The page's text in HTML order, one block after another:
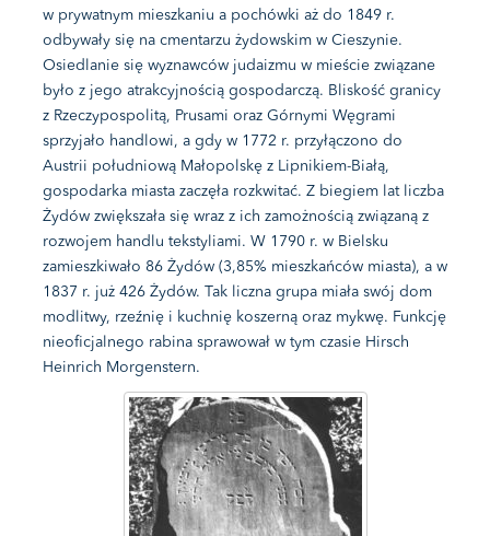
w prywatnym mieszkaniu a pochówki aż do 1849 r.
odbywały się na cmentarzu żydowskim w Cieszynie.
Osiedlanie się wyznawców judaizmu w mieście związane
było z jego atrakcyjnością gospodarczą. Bliskość granicy
z Rzeczypospolitą, Prusami oraz Górnymi Węgrami
sprzyjało handlowi, a gdy w 1772 r. przyłączono do
Austrii południową Małopolskę z Lipnikiem-Białą,
gospodarka miasta zaczęła rozkwitać. Z biegiem lat liczba
Żydów zwiększała się wraz z ich zamożnością związaną z
rozwojem handlu tekstyliami. W 1790 r. w Bielsku
zamieszkiwało 86 Żydów (3,85% mieszkańców miasta), a w
1837 r. już 426 Żydów. Tak liczna grupa miała swój dom
modlitwy, rzeźnię i kuchnię koszerną oraz mykwę. Funkcję
nieoficjalnego rabina sprawował w tym czasie Hirsch
Heinrich Morgenstern.